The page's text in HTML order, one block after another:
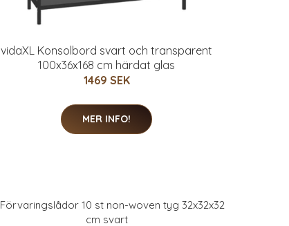
vidaXL Konsolbord svart och transparent
100x36x168 cm härdat glas
1469 SEK
MER INFO!